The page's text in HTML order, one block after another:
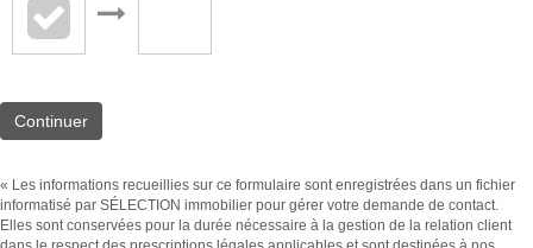
Continuer
« Les informations recueillies sur ce formulaire sont enregistrées dans un fichier
informatisé par SÉLECTION immobilier pour gérer votre demande de contact.
Elles sont conservées pour la durée nécessaire à la gestion de la relation client